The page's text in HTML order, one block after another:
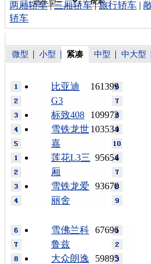
两厢轿车|三厢轿车|旅行轿车 |
轿车
微型 小型 紧凑 中型 中大型
161399
比亚迪
G3
109973
标致408
103534
雪铁龙世
嘉
95654
莲花L3三
厢
93670
雪铁龙爱
丽舍
67696
雪佛兰科
鲁兹
59895
大众朗逸